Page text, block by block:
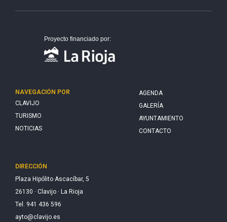
Proyecto financiado por:
NAVEGACIÓN POR
CLAVIJO
TURISMO
NOTICIAS
AGENDA
GALERÍA
AYUNTAMIENTO
CONTACTO
DIRECCIÓN
Plaza Hipólito Ascacíbar, 5
26130 · Clavijo · La Rioja
Tel. 941 436 596
ayto@clavijo.es